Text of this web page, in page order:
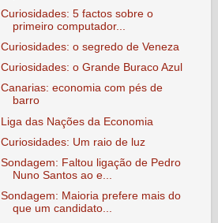
Curiosidades: 5 factos sobre o
primeiro computador...
Curiosidades: o segredo de Veneza
Curiosidades: o Grande Buraco Azul
Canarias: economia com pés de
barro
Liga das Nações da Economia
Curiosidades: Um raio de luz
Sondagem: Faltou ligação de Pedro
Nuno Santos ao e...
Sondagem: Maioria prefere mais do
que um candidato...